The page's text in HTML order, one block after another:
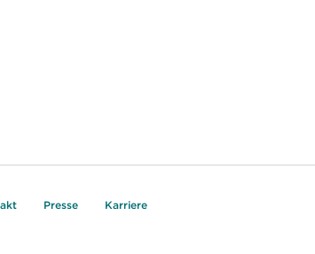
Presse Karriere